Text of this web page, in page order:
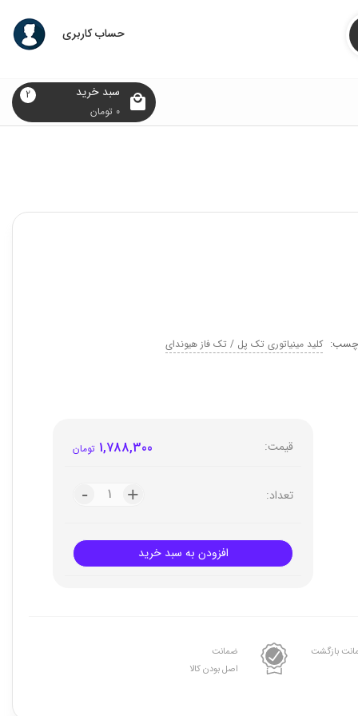
حساب کاربری
سبد خرید
0 تومان
2
کلید مینیاتوری تک پل / تک فاز هیوندای
قیمت: 1,788,300 تومان
تعداد: +
- +
-
افزودن به سبد خرید
بازگشت
ضمانت
اصل بودن کالا